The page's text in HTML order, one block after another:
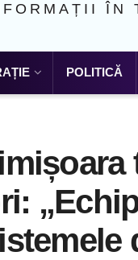
ÎN
POLITICĂ